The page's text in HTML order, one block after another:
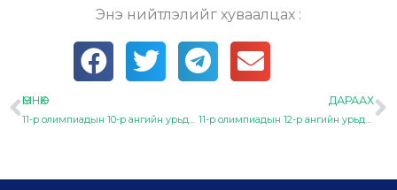
Энэ нийтлэлийг хуваалцах :
Prev
ӨМНӨХ
11-р олимпиадын 10-р ангийн урьдчилсан дүн
ДАРААХ
11-р олимпиадын 12-р ангийн урьдчилсан дүн